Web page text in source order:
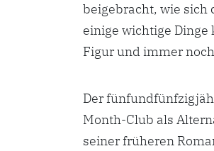
beigebracht, wie sich
einige wichtige
Figur und immer
Der
Month-Club als
seiner früheren